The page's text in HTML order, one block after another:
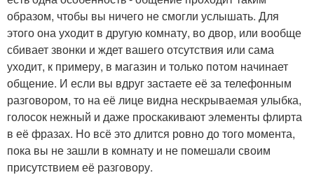
образом, чтобы вы ничего не смогли услышать. Для
этого она уходит в другую комнату, во двор, или вообще
сбивает звонки и ждет вашего отсутствия или сама
уходит, к примеру, в магазин и только потом начинает
общение. И если вы вдруг застаете её за телефонным
разговором, то на её лице видна нескрываемая улыбка,
голосок нежный и даже проскакивают элементы флирта
в её фразах. Но всё это длится ровно до того момента,
пока вы не зашли в комнату и не помешали своим
присутствием её разговору.